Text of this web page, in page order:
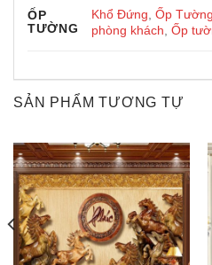
ỐP
TƯỜNG
Khổ Đứng,Ốp
phòng khách,Ốp
SẢN PHẨM TƯƠNG TỰ